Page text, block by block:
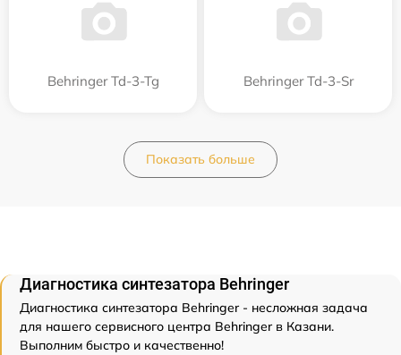
Behringer Td-3-Tg Behringer Td-3-Sr
Показать больше
Диагностика синтезатора Behringer
Диагностика синтезатора Behringer - несложная задача
для нашего сервисного центра Behringer в Казани.
Выполним быстро и качественно!